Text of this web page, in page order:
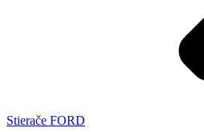
Stierače FORD